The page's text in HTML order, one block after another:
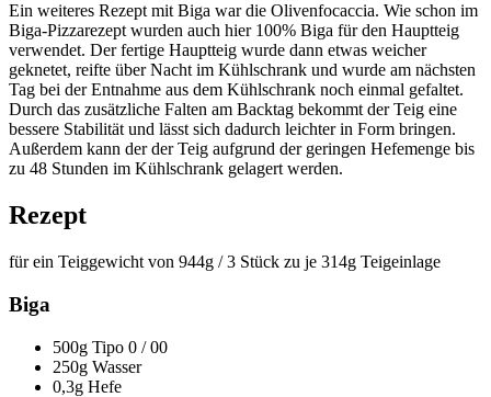
Ein weiteres Rezept mit Biga war die Olivenfocaccia. Wie schon im
Biga-Pizzarezept wurden auch hier 100% Biga für den Hauptteig
verwendet. Der fertige Hauptteig wurde dann etwas weicher
geknetet, reifte über Nacht im Kühlschrank und wurde am nächsten
Tag bei der Entnahme aus dem Kühlschrank noch einmal gefaltet.
Durch das zusätzliche Falten am Backtag bekommt der Teig eine
bessere Stabilität und lässt sich dadurch leichter in Form bringen.
Außerdem kann der der Teig aufgrund der geringen Hefemenge bis
zu 48 Stunden im Kühlschrank gelagert werden.
Rezept
für ein Teiggewicht von 944g / 3 Stück zu je 314g Teigeinlage
Biga
500g Tipo 0 / 00
250g Wasser
0,3g Hefe